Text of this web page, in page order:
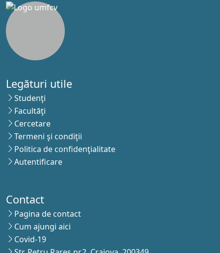
Legături utile
Studenţi
Facultăţi
Cercetare
Termeni şi condiţii
Politica de confidenţialitate
Autentificare
Contact
Pagina de contact
Cum ajungi aici
Covid-19